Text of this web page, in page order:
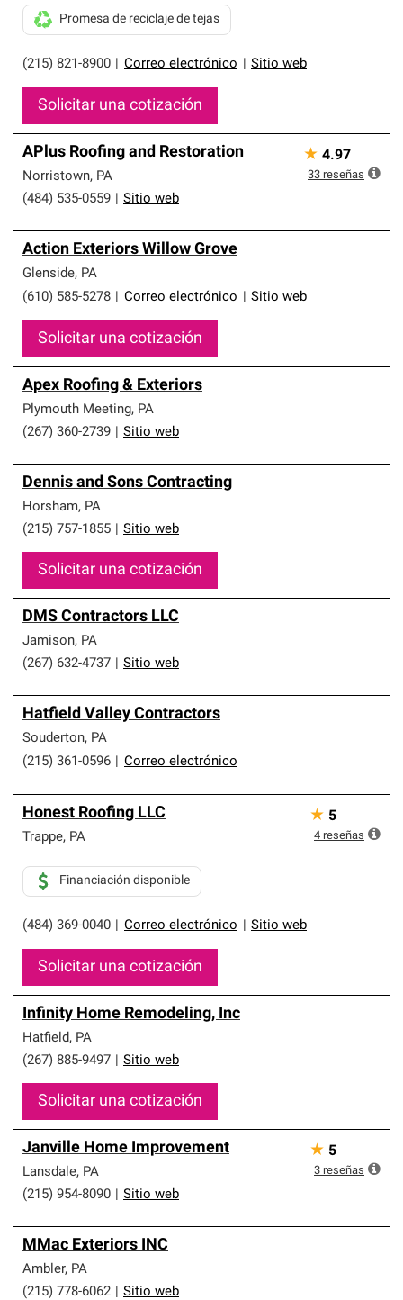
(215) 821-8900 Correo electrónico Sitio web
Promesa de reciclaje de tejas
Solicitar una cotización
APlus Roofing and Restoration
Norristown, PA
(484) 535-0559
Sitio web
★ 4.97
33 reseñas
Action Exteriors Willow Grove
Glenside, PA
(610) 585-5278
Correo electrónico Sitio web
Solicitar una cotización
Apex Roofing & Exteriors
Plymouth Meeting, PA
(267) 360-2739
Sitio web
Dennis and Sons Contracting
Horsham, PA
(215) 757-1855
Sitio web
Solicitar una cotización
DMS Contractors LLC
Jamison, PA
(267) 632-4737
Sitio web
Hatfield Valley Contractors
Souderton, PA
(215) 361-0596
Correo electrónico
Honest Roofing LLC
Trappe, PA
(484) 369-0040 Correo electrónico Sitio web
Financiación disponible
Solicitar una cotización
★ 5
4 reseñas
Infinity Home Remodeling, Inc
Hatfield, PA
(267) 885-9497
Sitio web
Solicitar una cotización
Janville Home Improvement
Lansdale, PA
(215) 954-8090
Sitio web
★ 5
3 reseñas
MMac Exteriors INC
Ambler, PA
(215) 778-6062
Sitio web